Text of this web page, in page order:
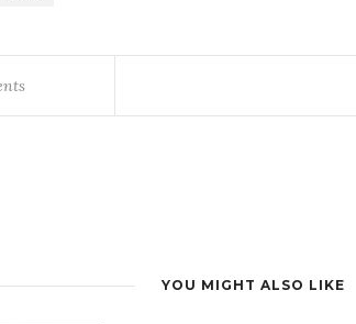
YOU MIGHT ALSO LIKE